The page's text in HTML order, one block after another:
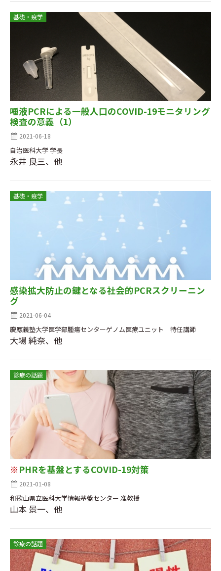
基礎・疫学
唾液PCRによる一般人口のCOVID-19モニタリング
検査の意義（1）
2021-06-18
自治医科大学 学長
永井 良三、他
基礎・疫学
感染拡大防止の鍵となる社会的PCRスクリーニン
グ
2021-06-04
慶應義塾大学医学部腫瘍センターゲノム医療ユニット 特任講師
大場 純奈、他
診療の話題
※ PHRを基盤とするCOVID-19対策
2021-01-08
和歌山県立医科大学情報基盤センター 准教授
山本 景一、他
診療の話題